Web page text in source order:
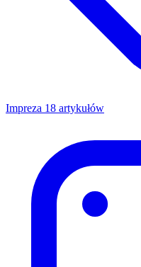
Impreza 18 artykułów